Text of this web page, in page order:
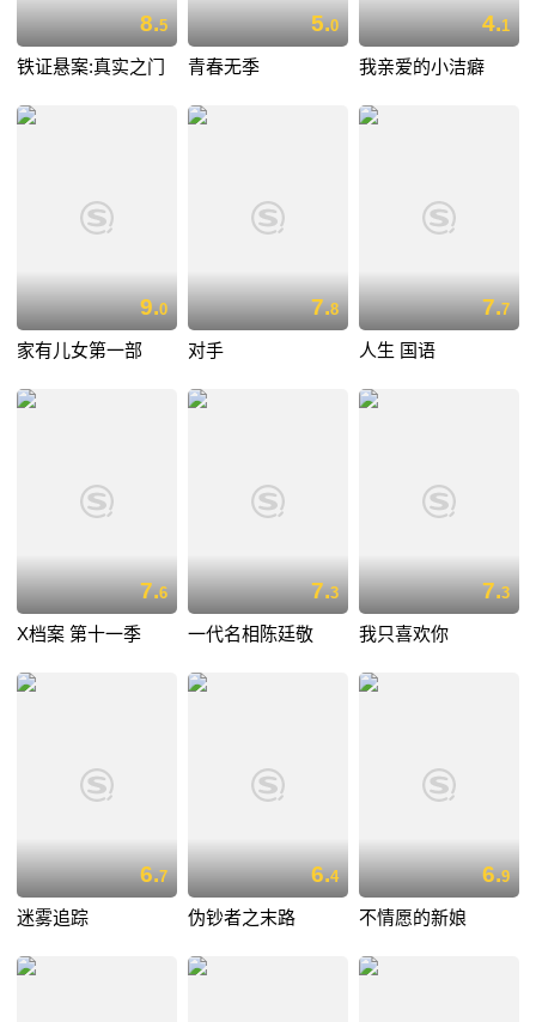
8.5
铁证悬案:真实之门
5.0
青春无季
4.1
我亲爱的小洁癖
9.0
家有儿女第一部
7.8
对手
7.7
人生 国语
7.6
X档案 第十一季
7.3
一代名相陈廷敬
7.3
我只喜欢你
6.7
迷雾追踪
6.4
伪钞者之末路
6.9
不情愿的新娘